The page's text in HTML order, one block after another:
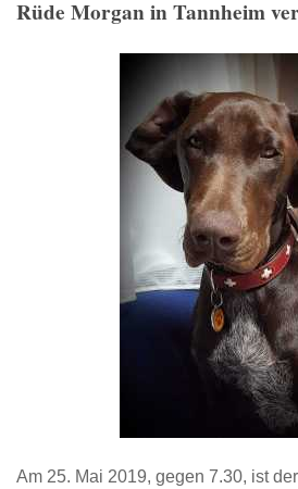
Rüde Morgan in Tannheim
Am 25. Mai 2019, gegen 7.30, ist